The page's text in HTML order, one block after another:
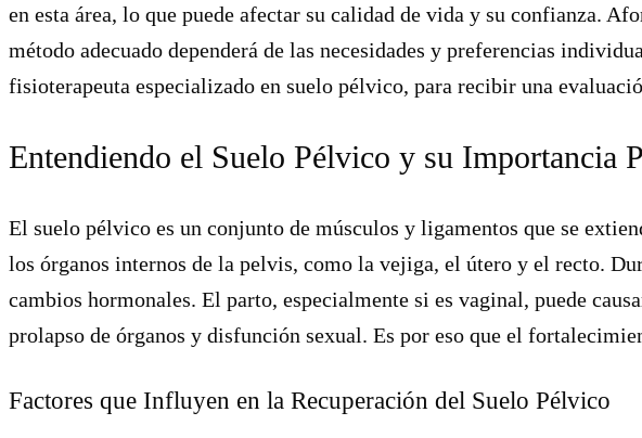
en esta área, lo que puede afectar su calidad de vida y su confianza.
método adecuado dependerá de las necesidades y preferencias
fisioterapeuta especializado en suelo pélvico, para recibir una
Entendiendo el Suelo Pélvico y su Importancia
El suelo pélvico es un conjunto de músculos y ligamentos que se
los órganos internos de la pelvis, como la vejiga, el útero y el recto.
cambios hormonales. El parto, especialmente si es vaginal, puede
prolapso de órganos y disfunción sexual. Es por eso que el
Factores que Influyen en la Recuperación del Suelo Pélvico